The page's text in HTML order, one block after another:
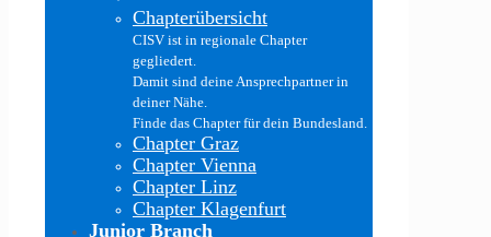
Chapterübersicht
CISV ist in regionale Chapter
gegliedert.
Damit sind deine Ansprechpartner in
deiner Nähe.
Finde das Chapter für dein Bundesland.
Chapter Graz
Chapter Vienna
Chapter Linz
Chapter Klagenfurt
Junior Branch